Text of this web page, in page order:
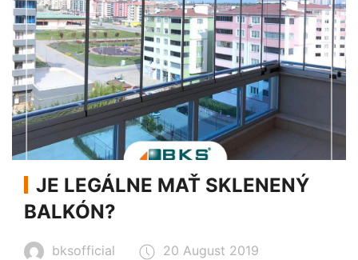
JE LEGÁLNE MAŤ SKLENENÝ
BALKÓN?
bksofficial 20 August 2019